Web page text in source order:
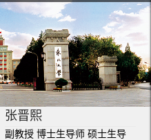
张晋熙
副教授 博士生导师 硕士生导